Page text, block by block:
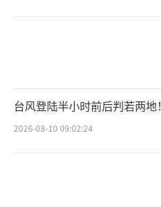
台风登陆半小时前后判若两地！
2026-08-10 09:02:24